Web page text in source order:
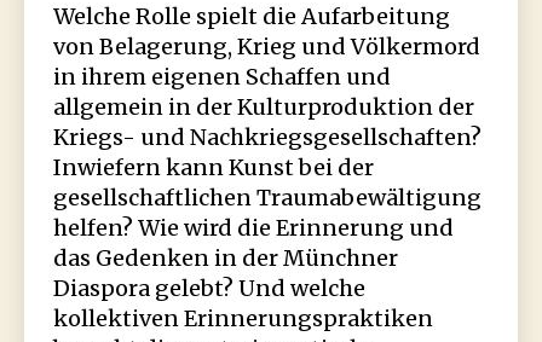
Welche Rolle spielt die Aufarbeitung
von Belagerung, Krieg und Völkermord
in ihrem eigenen Schaffen und
allgemein in der Kulturproduktion der
Kriegs- und Nachkriegsgesellschaften?
Inwiefern kann Kunst bei der
gesellschaftlichen Traumabewältigung
helfen? Wie wird die Erinnerung und
das Gedenken in der Münchner
Diaspora gelebt? Und welche
kollektiven Erinnerungspraktiken